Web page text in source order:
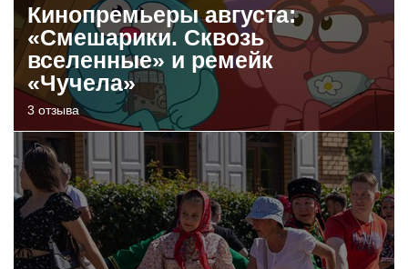
Кинопремьеры августа:
«Смешарики. Сквозь
вселенные» и ремейк
«Чучела»
3 отзыва